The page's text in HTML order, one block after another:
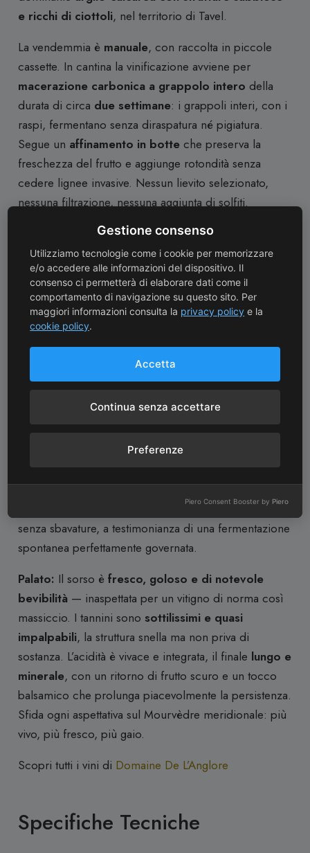
e ricchi di ciottoli, nel territorio di Tavel.
La vendemmia è manuale, con raccolta in piccole
cassette. In cantina la vinificazione avviene per
macerazione carbonica a grappolo intero della
durata di circa due settimane: i grappoli interi, con i
raspi, fermentano senza diraspatura né pigiatura.
Segue un affinamento in botte che preserva la
freschezza del frutto e aggiunge rotondità senza
cedere lignee invasive. Nessun lievito selezionato,
nessuna filtrazione, nessuna aggiunta di solfiti.
Colore:Il vino si presenta con unrosso rubino
vivace e brillante, luminoso, con riflessi violacei che
richiamano la giovinezza dell’uva e la vitalità della
fermentazione carbonica. Limpido, quasi trasparente
Il profilo olfattivo èesuberante e immediato
frutti viola e rossi maturi dominano la scena —
mirtillo, mora, prugna selvatica, lampone
fondo floreale diviolettaepeonia. Seguono note
pepe bianco e spezie dolci
di liquirizia fresca e una traccia dicuoio morbido
che ricorda l’impronta varietale del Mourvèdre, qui
resa eterea e non opprimente. Il naso è pulitissimo,
senza sbavature, a testimonianza di una fermentazione
spontanea perfettamente governata.
Palato: Il sorso è fresco, goloso e di notevole
bevibilità— inaspettata per un vitigno di norma così
massiccio. I tannini sono sottilissimi e quasi
impalpabili, la struttura snella ma non priva di
sostanza. L’acidità è vivace e integrata, il finale lungo e
minerale, con un ritorno di frutto scuro e un tocco
balsamico che prolunga piacevolmente la persistenza.
Sfida ogni aspettativa sul Mourvèdre meridionale: più
vivo, più fresco, più gaio.
Scopri tutti i vini di Domaine De L’Anglore
Specifiche Tecniche
Gestione consenso
Utilizziamo tecnologie come i cookie per memorizzare
e/o accedere alle informazioni del dispositivo. Il
consenso ci permetterà di elaborare dati come il
comportamento di navigazione su questo sito. Per
maggiori informazioni consulta la privacy policy e la
cookie policy.
Accetta
Continua senza accettare
Preferenze
Piero Consent Booster by Piero